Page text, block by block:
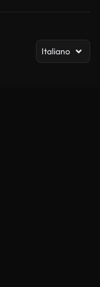
Italiano